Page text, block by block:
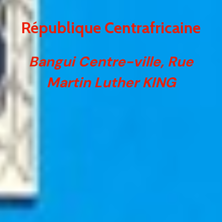
République Centrafricaine
Bangui Centre-ville, Rue
Martin Luther KING